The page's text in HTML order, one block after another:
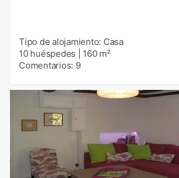
Tipo de alojamiento: Casa
10 huéspedes
160 m²
Comentarios: 9